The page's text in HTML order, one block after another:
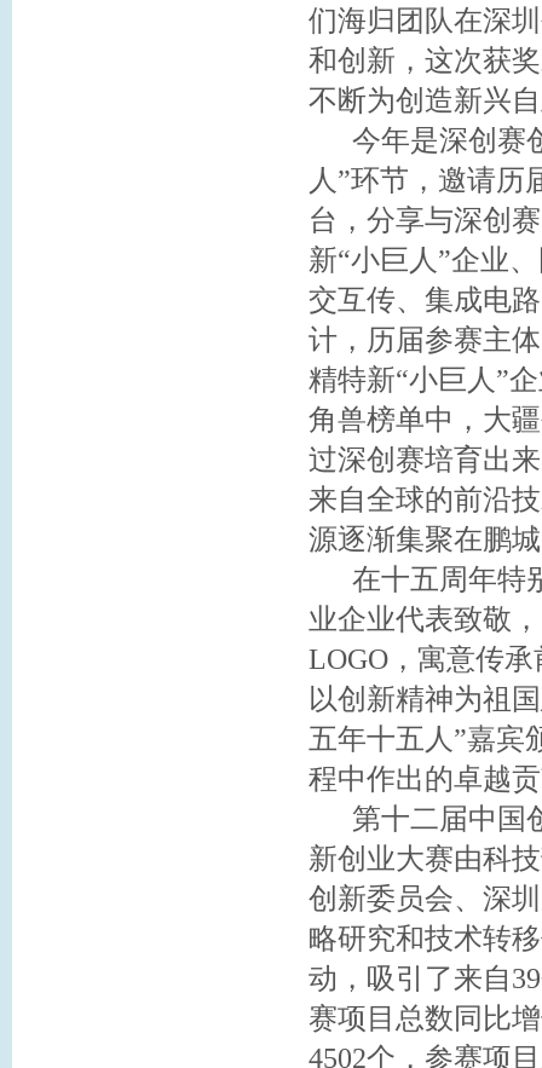
们海归团队在深
和创新，这次获
不断为创造新兴
今年是深创赛
人”环节，邀请历
台，分享与深创
新“小巨人”企业
交互传、集成电
计，历届参赛主
精特新“小巨人”
角兽榜单中，大
过深创赛培育出
来自全球的前沿
源逐渐集聚在鹏
在十五周年特
业企业代表致敬
LOGO，寓意传
以创新精神为祖
五年十五人”嘉宾
程中作出的卓越
第十二届中国
新创业大赛由科
创新委员会、深
略研究和技术转
动，吸引了来自
赛项目总数同比
4502个，参赛项